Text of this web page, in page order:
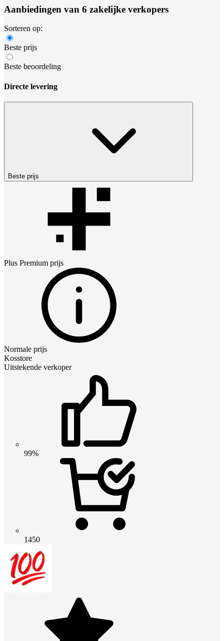
Aanbiedingen van 6 zakelijke verkopers
Sorteren op:
Beste prijs
Beste beoordeling
Directe levering
Beste prijs
Plus Premium prijs
Normale prijs
Kosstore
Uitstekende verkoper
99%
1450